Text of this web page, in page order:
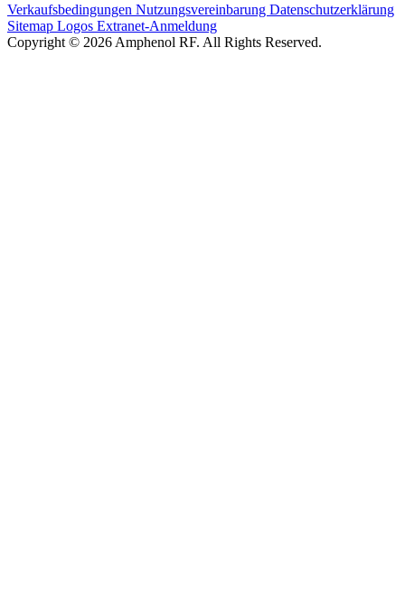
Verkaufsbedingungen Nutzungsvereinbarung Datenschutzerklärung
Sitemap Logos Extranet-Anmeldung
Copyright © 2026 Amphenol RF. All Rights Reserved.